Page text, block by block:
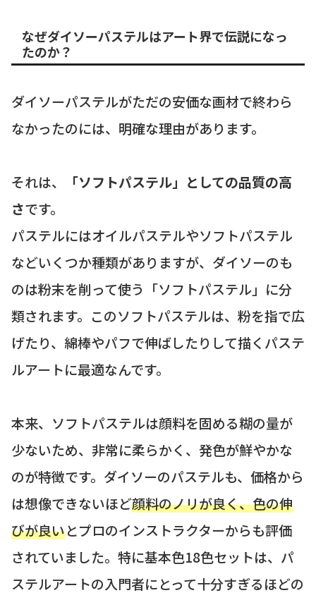
なぜダイソーパステルはアート界で伝説になっ
たのか？
ダイソーパステルがただの安価な画材で終わら
なかったのには、明確な理由があります。
それは、
「ソフトパステル」としての品質の高
さです。
パステルにはオイルパステルやソフトパステル
などいくつか種類がありますが、ダイソーのも
のは粉末を削って使う「ソフトパステル」に分
類されます。このソフトパステルは、粉を指で広
げたり、綿棒やパフで伸ばしたりして描くパステ
ルアートに最適なんです。
本来、ソフトパステルは顔料を固める糊の量が
少ないため、非常に柔らかく、発色が鮮やかな
のが特徴です。ダイソーのパステルも、価格から
は想像できないほど顔料のノリが良く、色の伸
びが良いとプロのインストラクターからも評価
されていました。特に基本色18色セットは、パ
ステルアートの入門者にとって十分すぎるほどの